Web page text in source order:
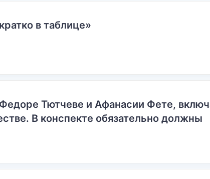
в таблице»
Тютчеве и Афанасии Фете,
В конспекте обязательно должны